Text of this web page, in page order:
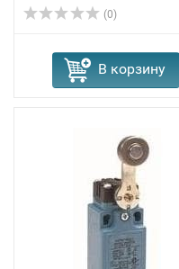
(0)
В корзину